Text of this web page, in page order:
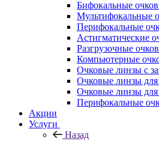
Бифокальные
Мультифокальные
Перифокальные
Астигматические
Разгрузочные
Компьютерные
Очковые линзы с
Очковые линзы для
Очковые линзы
Перифокальные
Акции
Услуги
Назад